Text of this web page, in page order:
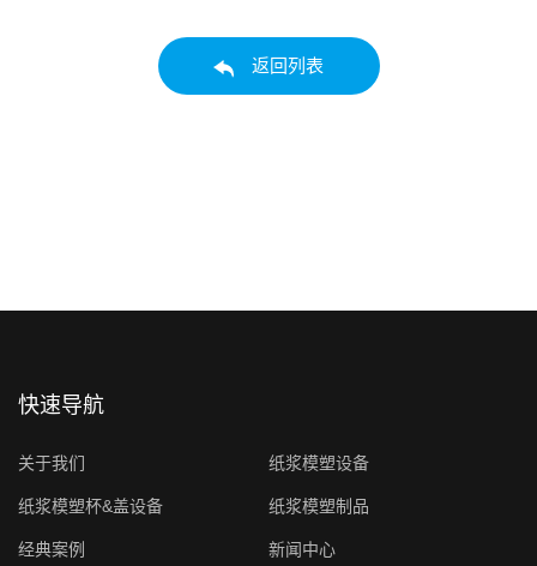
返回列表
快速导航
关于我们 纸浆模塑设备
纸浆模塑杯&盖设备 纸浆模塑制品
经典案例 新闻中心